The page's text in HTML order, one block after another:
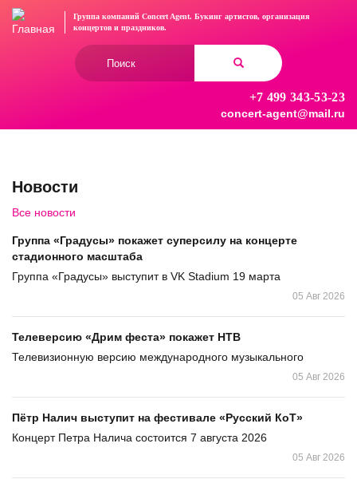
Перейти
Группа компаний Concert Agent. Букинг артистов, организация
концертови праздников.
+7 499 343-53-23
concert-agent@mail.ru
Новости
Все новости
Группа «Градусы» покажет суперсилу на концерте
стадионного масштаба
Группа «Градусы» выступит в VK Stadium 19 марта
05 Авг 2026
Телеверсию «Дрим феста» покажет НТВ
Телевизионную версию международного музыкального
05 Авг 2026
Пётр Налич выступит на фестивале «Русский КоТ»
Концерт Петра Налича состоится 7 августа 2026
05 Авг 2026